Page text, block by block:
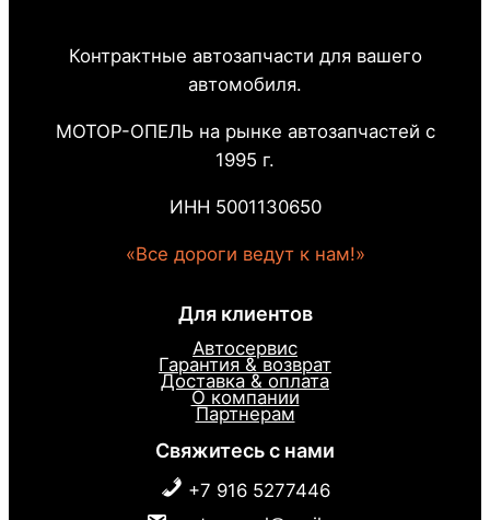
Контрактные автозапчасти для вашего
автомобиля.
МОТОР-ОПЕЛЬ на рынке автозапчастей с
1995 г.
ИНН 5001130650
«Все дороги ведут к нам!»
Для клиентов
Автосервис
Гарантия & возврат
Доставка & оплата
О компании
Партнерам
Свяжитесь с нами
+7 916 5277446